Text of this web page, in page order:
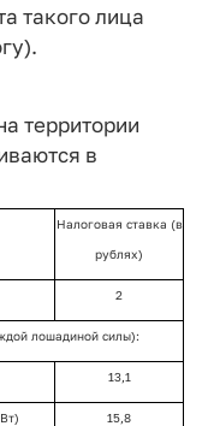
такого лица
территории
в
Налоговая ставка (в
рублях)
2
лошадиной силы):
13,1
15,8